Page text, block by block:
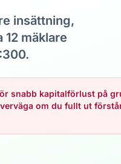
insättning,
mäklare
snabb kapitalförlust på
om du fullt ut